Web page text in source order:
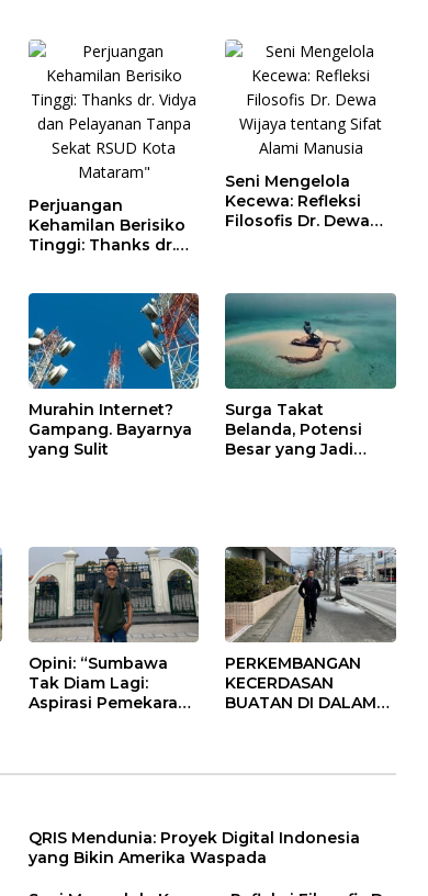
Perjuangan
Kehamilan Berisiko
Tinggi: Thanks dr.
Sekat RSUD Kota
Mataram”
Seni Mengelola
Kecewa: Refleksi
Filosofis Dr. Dewa
Murahin Internet?
Gampang. Bayarnya
yang Sulit
Surga Takat
Belanda, Potensi
Besar yang Jadi
Opini: “Sumbawa
Tak Diam Lagi:
Aspirasi Pemekaran
PERKEMBANGAN
KECERDASAN
BUATAN DI DALAM
QRIS Mendunia: Proyek Digital Indonesia
yang Bikin Amerika Waspada